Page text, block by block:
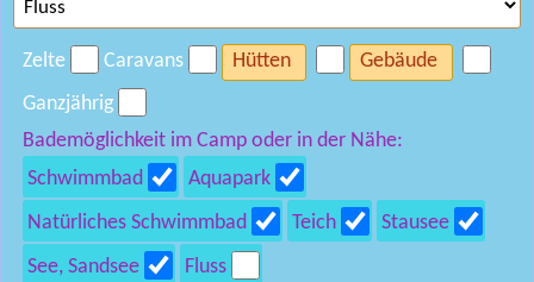
Zelte Caravans Hütten
Gebäude
Ganzjährig
Bademöglichkeit im Camp oder in der Nähe:
Schwimmbad
Aquapark
Natürliches Schwimmbad
Teich
Stausee
See, Sandsee
Fluss